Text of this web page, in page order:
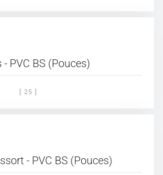
- PVC BS (Pouces)
[ 25 ]
- PVC BS (Pouces)